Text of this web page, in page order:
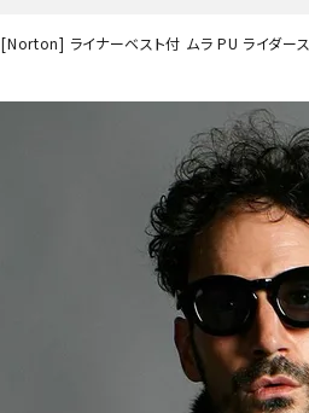
[Norton] ライナーベスト付 ムラ PU ライダース